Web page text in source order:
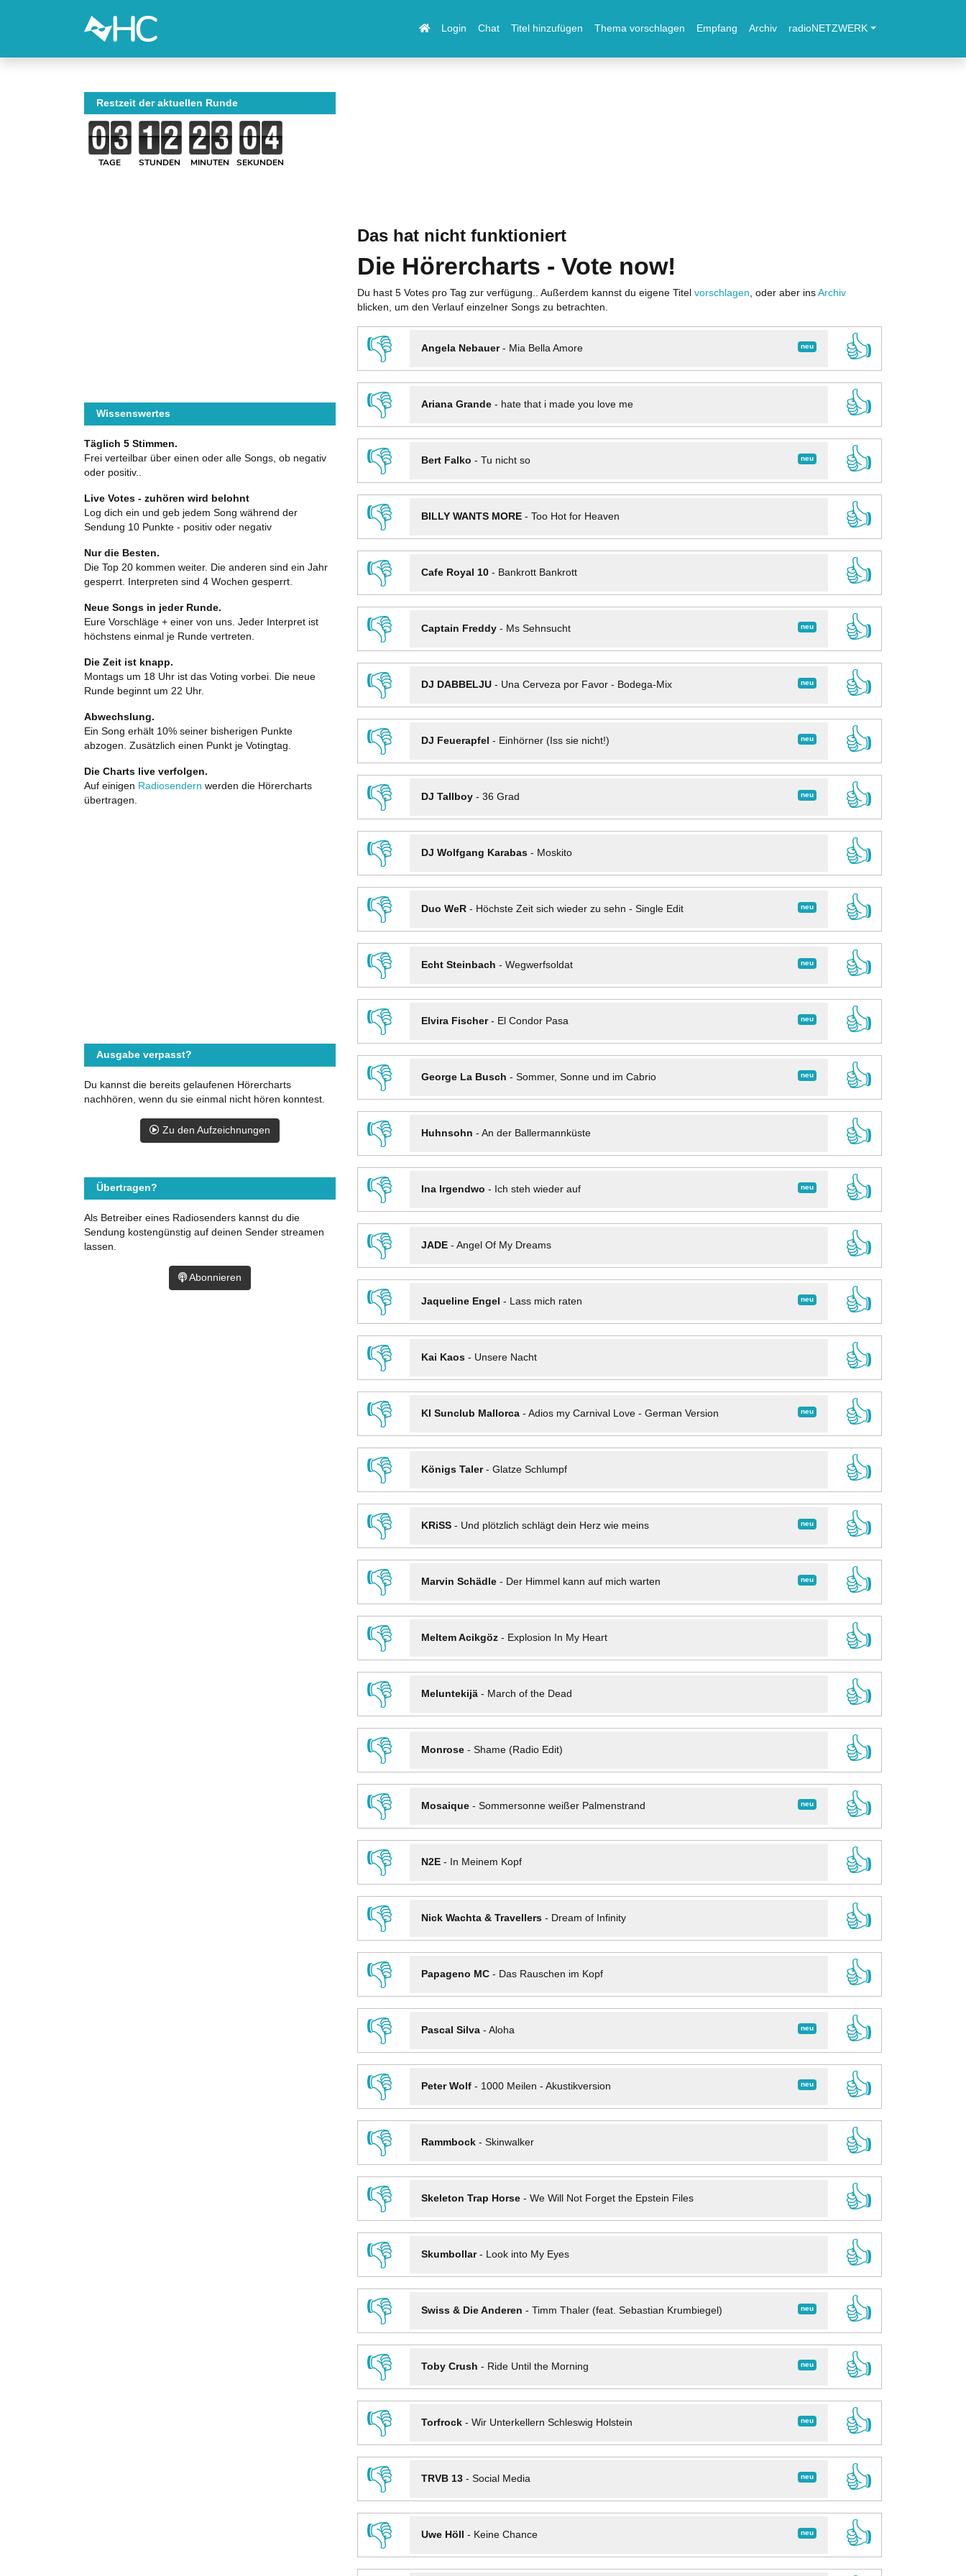
Login Chat Titel hinzufügen Thema vorschlagen Empfang Archiv radioNETZWERK
Das hat nicht funktioniert
Die Hörercharts - Vote now!
Du hast 5 Votes pro Tag zur verfügung.. Außerdem kannst du eigene Titel vorschlagen , oder aber ins Archiv
blicken, um den Verlauf einzelner Songs zu betrachten.
👎 neu
Angela Nebauer- Mia Bella Amore
👍
👎
Ariana Grande- hate that i made you love me
👍
👎
neu
Bert Falko - Tu nicht so
👍
👎
BILLY WANTS MORE- Too Hot for Heaven
👍
👎
Cafe Royal 10- Bankrott Bankrott
👍
👎
neu
Captain Freddy- Ms Sehnsucht
👍
👎
neu
DJ DABBELJU- Una Cerveza por Favor - Bodega-Mix
👍
👎
neu
DJ Feuerapfel - Einhörner (Iss sie nicht!)
👍
👎
neu
DJ Tallboy- 36 Grad
👍
👎
DJ Wolfgang Karabas- Moskito
👍
👎
neu
Duo WeR- Höchste Zeit sich wieder zu sehn - Single Edit
👍
👎
neu
Echt Steinbach - Wegwerfsoldat
👍
👎
neu
Elvira Fischer- El Condor Pasa
👍
👎
neu
George La Busch - Sommer, Sonne und im Cabrio
👍
👎
Huhnsohn - An der Ballermannküste
👍
👎
neu
Ina Irgendwo - Ich steh wieder auf
👍
👎
JADE- Angel Of My Dreams
👍
👎
neu
Jaqueline Engel - Lass mich raten
👍
👎
Kai Kaos- Unsere Nacht
👍
👎
neu
KI Sunclub Mallorca- Adios my Carnival Love - German Version
👍
👎
Königs Taler- Glatze Schlumpf
👍
👎
neu
KRiSS- Und plötzlich schlägt dein Herz wie meins
👍
👎
neu
Marvin Schädle- Der Himmel kann auf mich warten
👍
👎
Meltem Acikgöz- Explosion In My Heart
👍
👎
Meluntekijä- March of the Dead
👍
👎
Monrose- Shame (Radio Edit)
👍
👎
neu
Mosaique- Sommersonne weißer Palmenstrand
👍
👎
N2E- In Meinem Kopf
👍
👎
Nick Wachta & Travellers- Dream of Infinity
👍
👎
Papageno MC- Das Rauschen im Kopf
👍
👎
neu
Pascal Silva- Aloha
👍
👎
neu
Peter Wolf- 1000 Meilen - Akustikversion
👍
👎
Rammbock- Skinwalker
👍
👎
Skeleton Trap Horse- We Will Not Forget the Epstein Files
👍
👎
Skumbollar- Look into My Eyes
👍
👎
neu
Swiss & Die Anderen - Timm Thaler (feat. Sebastian Krumbiegel)
👍
👎
neu
Toby Crush - Ride Until the Morning
👍
👎
neu
Torfrock- Wir Unterkellern Schleswig Holstein
👍
👎
neu
TRVB 13- Social Media
👍
👎
neu
Uwe Höll - Keine Chance
👍
Restzeit der aktuellen Runde
TAGE STUNDEN MINUTEN SEKUNDEN
Wissenswertes
Täglich 5 Stimmen.
Frei verteilbar über einen oder alle Songs, ob negativ
oder positiv..
Live Votes - zuhören wird belohnt
Log dich ein und geb jedem Song während der
Sendung 10 Punkte - positiv oder negativ
Nur die Besten.
Die Top 20 kommen weiter. Die anderen sind ein Jahr
gesperrt. Interpreten sind 4 Wochen gesperrt.
Neue Songs in jeder Runde.
Eure Vorschläge + einer von uns. Jeder Interpret ist
höchstens einmal je Runde vertreten.
Die Zeit ist knapp.
Montags um 18 Uhr ist das Voting vorbei. Die neue
Runde beginnt um 22 Uhr.
Abwechslung.
Ein Song erhält 10% seiner bisherigen Punkte
abzogen. Zusätzlich einen Punkt je Votingtag.
Die Charts live verfolgen.
Auf einigen Radiosendern werden die Hörercharts
übertragen.
Ausgabe verpasst?
Du kannst die bereits gelaufenen Hörercharts
nachhören, wenn du sie einmal nicht hören konntest.
Zu den Aufzeichnungen
Übertragen?
Als Betreiber eines Radiosenders kannst du die
Sendung kostengünstig auf deinen Sender streamen
lassen.
Abonnieren